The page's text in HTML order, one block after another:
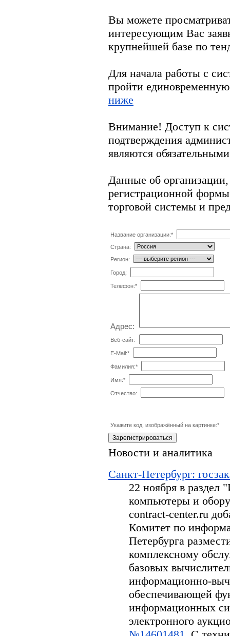
Вы можете
интересующим Вас
крупнейшей базе по
Для начала работы с
пройти
ниже
Внимание! Доступ к
подтверждения
являются
Данные об
регистрационной
торговой системы и
Название организации:*
Страна:
Регион:
Город:
Телефон:*
Адрес:
Веб-сайт:
E-Mail:*
Фамилия:*
Имя:*
Отчество:
Укажите код, изображённый на картинке:*
Новости и аналитика
Санкт-Петербург:
22 ноября в раздел
компьютеры и
contract-center.ru
Комитет по
Петербурга
комплексному
базовых
информационно-
обеспечивающей
информационных
электронного